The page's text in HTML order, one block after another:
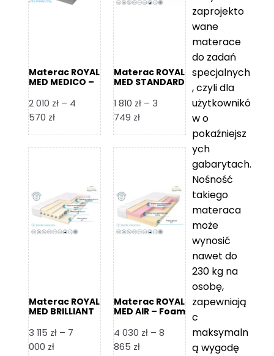
Materac ROYAL
MED MEDICO –
2 010 zł – 4
570 złZakres
od
4
570 zł
Materac ROYAL
MED STANDARD
1 810 zł – 3
749 złZakres
od
3
749 zł
Materac ROYAL
MED BRILLIANT
3 115 zł – 7
000 złZakres
Materac ROYAL
MED AIR – Foam
4 030 zł – 8
865 złZakres
zaprojekto
wane
materace
do zadań
specjalnych
, czyli dla
użytkownikó
w o
pokaźniejsz
ych
gabarytach.
Nośność
takiego
materaca
może
wynosić
nawet do
230 kg na
osobę,
zapewniają
c
maksymaln
ą wygodę